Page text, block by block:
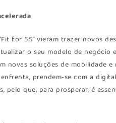
for 55” vieram trazer novos
o seu modelo de negócio
novas soluções de mobilidade
prendem-se com a
pelo que, para prosperar, é